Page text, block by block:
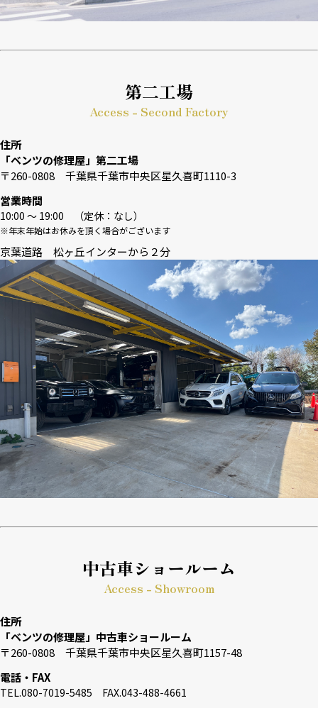
第二工場
Access - Second Factory
住所
「ベンツの修理屋」第二工場
〒260-0808 千葉県千葉市中央区星久喜町1110-3
営業時間
10:00 〜 19:00 （定休：なし）
※年末年始はお休みを頂く場合がございます
京葉道路 松ヶ丘インターから２分
中古車ショールーム
Access - Showroom
住所
「ベンツの修理屋」中古車ショールーム
〒260-0808 千葉県千葉市中央区星久喜町1157-48
電話・FAX
TEL.080-7019-5485 FAX.043-488-4661